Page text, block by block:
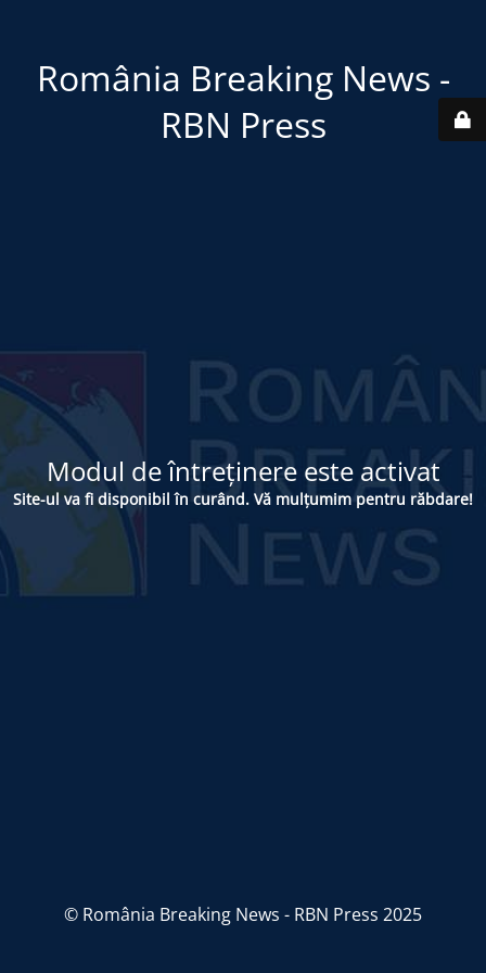
România Breaking News -
RBN Press
Modul de întreținere este activat
Site-ul va fi disponibil în curând. Vă mulțumim pentru răbdare!
© România Breaking News - RBN Press 2025